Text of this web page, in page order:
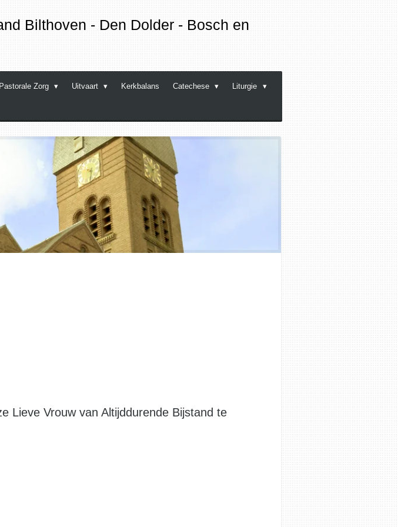
Bilthoven - Den Dolder - Bosch en
Pastorale Zorg Uitvaart Kerkbalans Catechese Liturgie
Lieve Vrouw van Altijddurende Bijstand te